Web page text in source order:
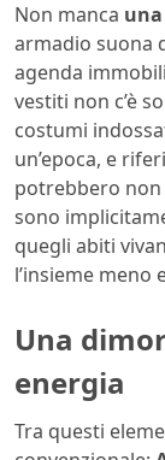
Non manca
armadio suona
agenda
vestiti non c’è
costumi
un’epoca, e
potrebbero non
sono
quegli abiti
l’insieme meno
Una
energia
Tra questi